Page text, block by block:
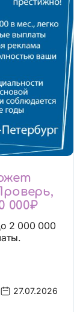
000₽
2 000 000
27.07.2026